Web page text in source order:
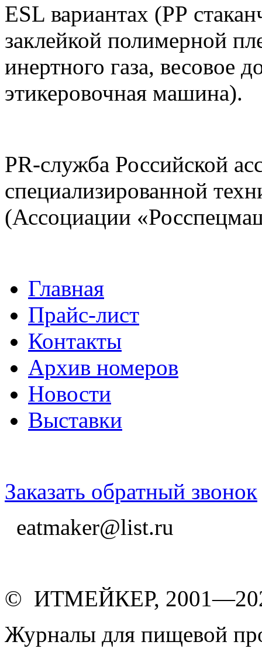
ESL вариантах (РР
заклейкой полимерной
инертного газа, весовое
этикеровочная машина).
PR-служба Российской
специализированной
(Ассоциации
Главная
Прайс-лист
Контакты
Архив номеров
Новости
Выставки
Заказать обратный звонок
eatmaker@list.ru
© ИТМЕЙКЕР,
Журналы для пищевой